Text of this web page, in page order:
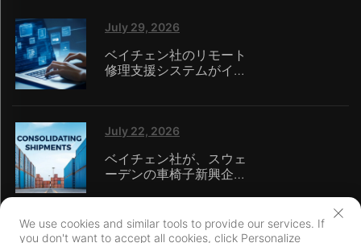
July 29, 2026
ベイチェン社のリモート
修理支援システムがイタ
ームレスなアフターサー
July 22, 2026
ベイチェン社が、スウェ
ーデンの車椅子新興企業
し、少量輸入の物流課題
を解決
We use cookies and similar tools to provide our services. If
you don't want to accept all cookies, click Personalize